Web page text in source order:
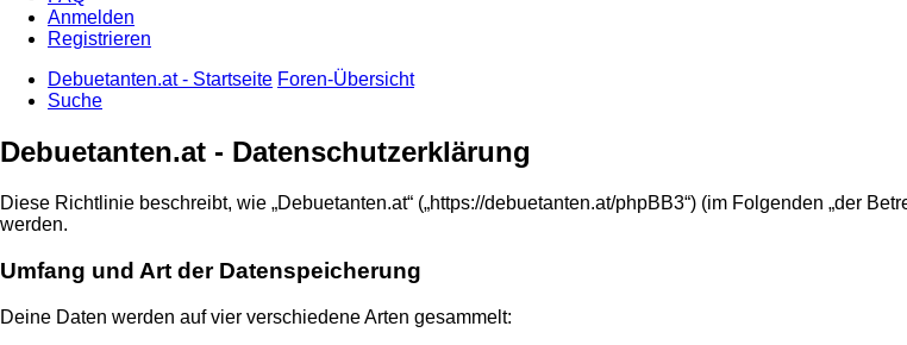
Anmelden
Registrieren
Debuetanten.at - Startseite Foren-Übersicht
Suche
Debuetanten.at - Datenschutzerklärung
Diese Richtlinie beschreibt, wie „Debuetanten.at“ („https://debuetanten.at/phpBB3“) (im Folgenden „der
werden.
Umfang und Art der Datenspeicherung
Deine Daten werden auf vier verschiedene Arten gesammelt: